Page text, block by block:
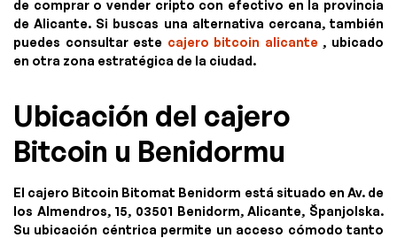
de comprar o vender cripto con efectivo en la provincia
de Alicante. Si buscas una alternativa cercana, también
puedes consultar este cajero bitcoin alicante , ubicado
en otra zona estratégica de la ciudad.
Ubicación del cajero
Bitcoin u Benidormu
El cajero Bitcoin Bitomat Benidorm está situado en Av. de
los Almendros, 15, 03501 Benidorm, Alicante, Španjolska.
Su ubicación céntrica permite un acceso cómodo tanto